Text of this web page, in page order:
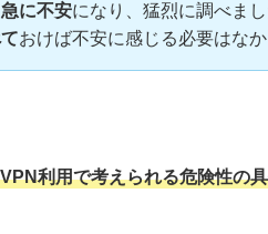
急に不安になり、猛烈に調べまし
おけば不安に感じる必要はなか
利用で考えられる危険性の